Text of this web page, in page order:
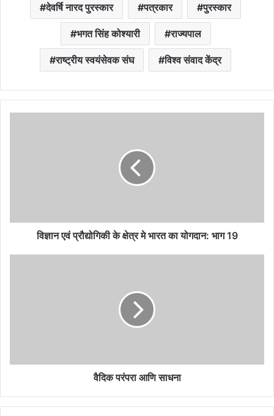
देवर्षि नारद पुरस्कार पत्रकार पुरस्कार
भगत सिंह कोश्यारी राज्यपाल
राष्ट्रीय स्वयंसेवक संघ विश्व संवाद केंद्र
विज्ञान एवं प्रौद्योगिकी के क्षेत्र मे भारत का योगदान: भाग 19
वैदिक परंपरा आणि साधना